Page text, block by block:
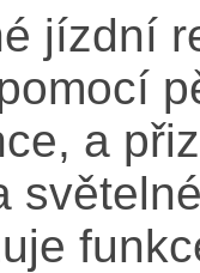
jízdní
a